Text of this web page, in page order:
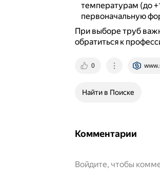
температурам (до
первоначальную
При выборе труб
обратиться к
0
Найти в Поиске
Комментарии
Войдите, чтобы